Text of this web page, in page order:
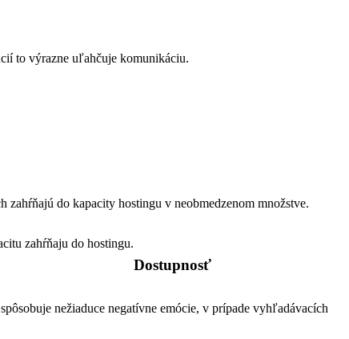
to výrazne uľahčuje komunikáciu.
do kapacity hostingu v neobmedzenom množstve.
zahŕňaju do hostingu.
Dostupnosť
nežiaduce negatívne emócie, v prípade vyhľadávacích